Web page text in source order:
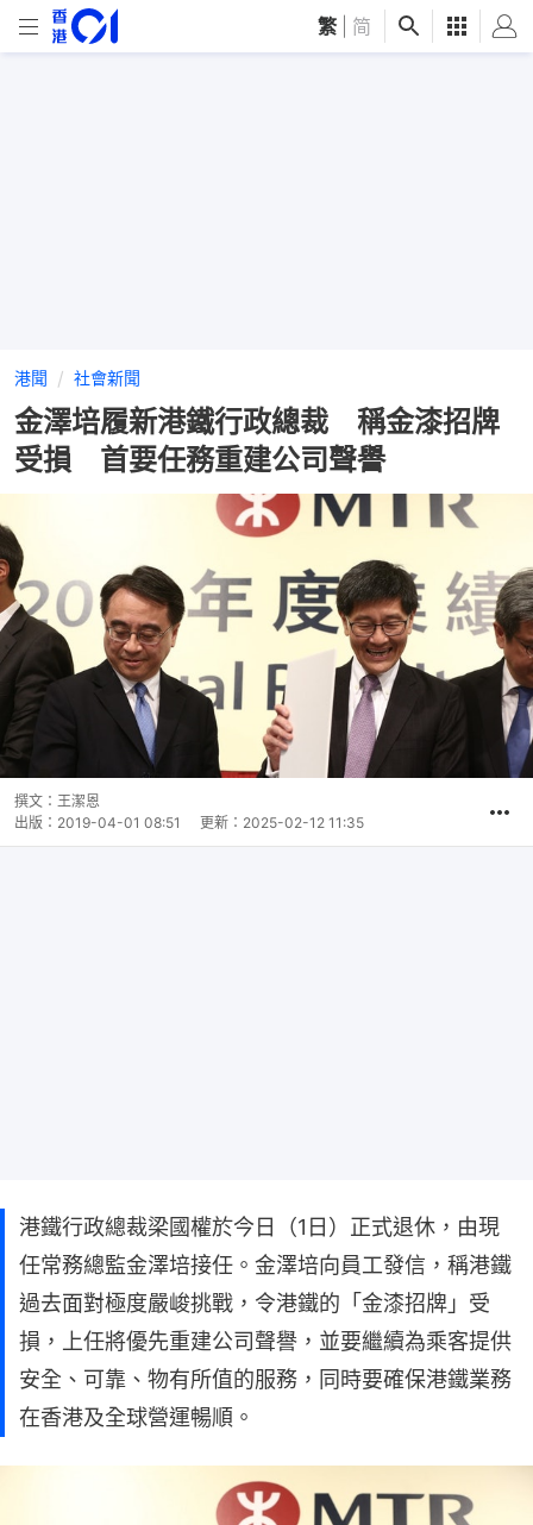
繁 简
港聞 社會新聞
金澤培履新港鐵行政總裁 稱金漆招牌
受損 首要任務重建公司聲譽
撰文： 王潔恩
出版： 2019-04-01 08:51 更新： 2025-02-12 11:35
港鐵行政總裁梁國權於今日（1日）正式退休，由現
任常務總監金澤培接任。金澤培向員工發信，稱港鐵
過去面對極度嚴峻挑戰，令港鐵的「金漆招牌」受
損，上任將優先重建公司聲譽，並要繼續為乘客提供
安全、可靠、物有所值的服務，同時要確保港鐵業務
在香港及全球營運暢順。